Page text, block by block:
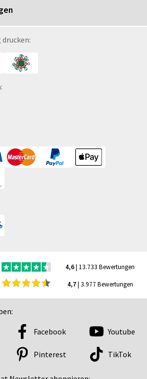
4,6| 13.733 Bewertungen
4,7| 3.977 Bewertungen
Facebook Youtube
Pinterest TikTok